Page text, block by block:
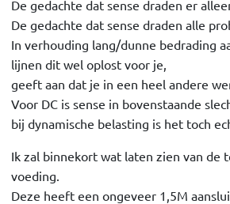
De gedachte dat sense draden er
De gedachte dat sense draden alle
In verhouding lang/dunne bedrading
lijnen dit wel oplost voor je,
geeft aan dat je in een heel andere
Voor DC is sense in bovenstaande
bij dynamische belasting is het toch
Ik zal binnekort wat laten zien van de
voeding.
Deze heeft een ongeveer 1,5M